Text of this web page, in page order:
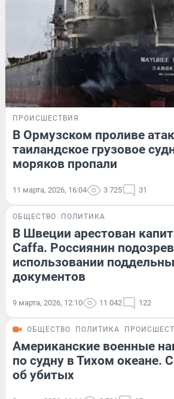
ПРОИСШЕСТВИЯ
В Ормузском проливе
таиландское грузовое
моряков пропали
11 марта, 2026, 16:04 3 725 31
ОБЩЕСТВО ПОЛИТИКА
В Швеции арестован
Caffa. Россиянин
использовании
документов
9 марта, 2026, 12:10 11 042 122
ОБЩЕСТВО ПОЛИТИКА
Американские военные
по судну в Тихом океане.
об убитых